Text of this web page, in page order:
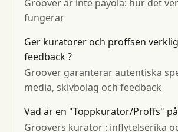
Groover är inte payola: hur det
fungerar
Ger kuratorer och proffsen
feedback ?
Groover garanterar autentiska
media, skivbolag och feedback
Vad är en "Toppkurator/Proffs"
Groovers kurator : inflytelserika